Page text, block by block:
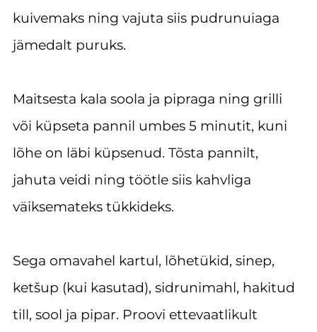
kuivemaks ning vajuta siis pudrunuiaga
jämedalt puruks.
Maitsesta kala soola ja pipraga ning grilli
või küpseta pannil umbes 5 minutit, kuni
lõhe on läbi küpsenud. Tõsta pannilt,
jahuta veidi ning töötle siis kahvliga
väiksemateks tükkideks.
Sega omavahel kartul, lõhetükid, sinep,
ketšup (kui kasutad), sidrunimahl, hakitud
till, sool ja pipar. Proovi ettevaatlikult